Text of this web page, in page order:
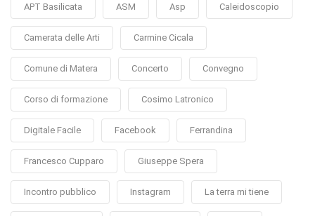
APT Basilicata ASM Asp Caleidoscopio
Camerata delle Arti Carmine Cicala
Comune di Matera Concerto Convegno
Corso di formazione Cosimo Latronico
Digitale Facile Facebook Ferrandina
Francesco Cupparo Giuseppe Spera
Incontro pubblico Instagram La terra mi tiene